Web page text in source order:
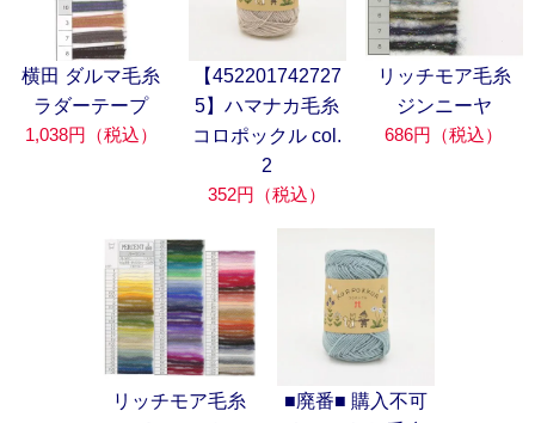
横田 ダルマ毛糸
ラダーテープ
1,038円（税込）
【452201742727
5】ハマナカ毛糸
コロポックル col.
2
352円（税込）
リッチモア毛糸
ジンニーヤ
686円（税込）
リッチモア毛糸
■廃番■ 購入不可